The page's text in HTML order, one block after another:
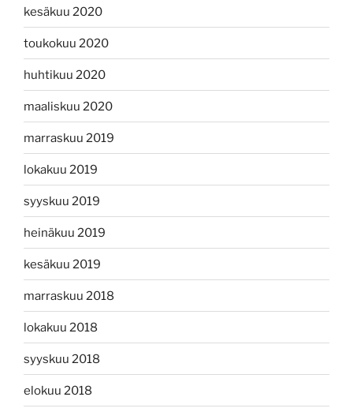
kesäkuu 2020
toukokuu 2020
huhtikuu 2020
maaliskuu 2020
marraskuu 2019
lokakuu 2019
syyskuu 2019
heinäkuu 2019
kesäkuu 2019
marraskuu 2018
lokakuu 2018
syyskuu 2018
elokuu 2018